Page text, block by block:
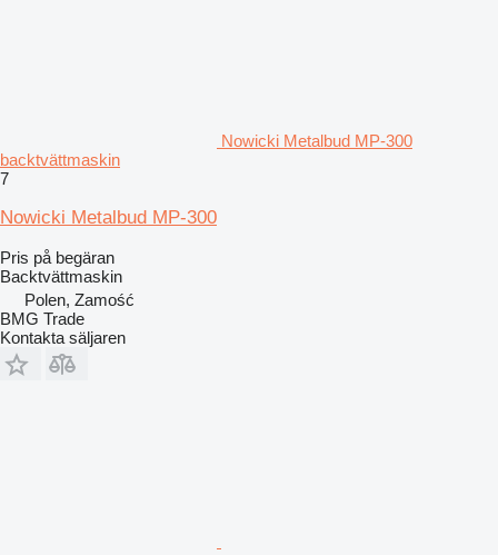
Nowicki Metalbud MP-300
backtvättmaskin
7
Nowicki Metalbud MP-300
Pris på begäran
Backtvättmaskin
Polen, Zamość
BMG Trade
Kontakta säljaren